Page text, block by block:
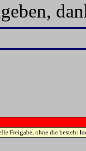
Freigabe, ohne die besteht